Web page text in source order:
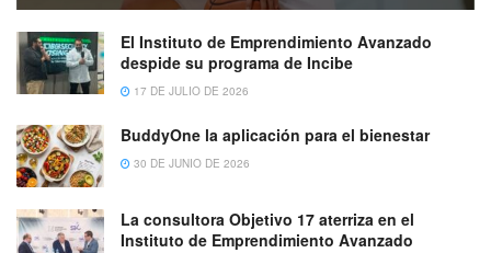
El Instituto de Emprendimiento Avanzado
despide su programa de Incibe
17 DE JULIO DE 2026
BuddyOne la aplicación para el bienestar
30 DE JUNIO DE 2026
La consultora Objetivo 17 aterriza en el
Instituto de Emprendimiento Avanzado